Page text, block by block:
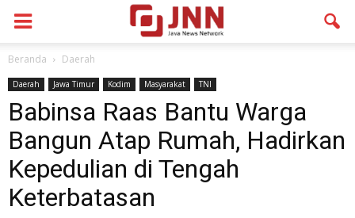
Beranda Daerah
Daerah Jawa Timur Kodim Masyarakat TNI
Babinsa Raas Bantu Warga
Bangun Atap Rumah, Hadirkan
Kepedulian di Tengah
Keterbatasan